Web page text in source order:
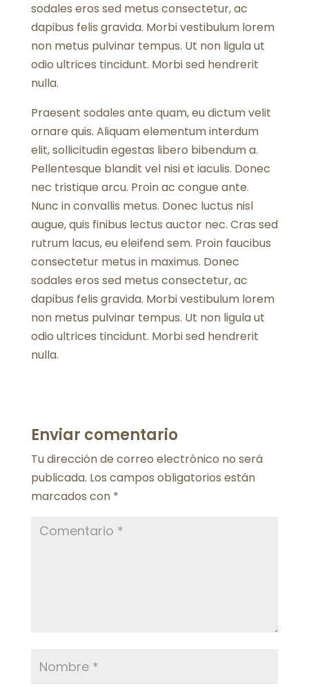
sodales eros sed metus consectetur, ac
dapibus felis gravida. Morbi vestibulum lorem
non metus pulvinar tempus. Ut non ligula ut
odio ultrices tincidunt. Morbi sed hendrerit
nulla.
Praesent sodales ante quam, eu dictum velit
ornare quis. Aliquam elementum interdum
elit, sollicitudin egestas libero bibendum a.
Pellentesque blandit vel nisi et iaculis. Donec
nec tristique arcu. Proin ac congue ante.
Nunc in convallis metus. Donec luctus nisl
augue, quis finibus lectus auctor nec. Cras sed
rutrum lacus, eu eleifend sem. Proin faucibus
consectetur metus in maximus. Donec
sodales eros sed metus consectetur, ac
dapibus felis gravida. Morbi vestibulum lorem
non metus pulvinar tempus. Ut non ligula ut
odio ultrices tincidunt. Morbi sed hendrerit
nulla.
Enviar comentario
Tu dirección de correo electrónico no será
publicada. Los campos obligatorios están
marcados con *